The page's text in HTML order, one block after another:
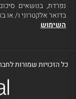
נפרדת, בנושאים
בדואר אלקטרוני ו/ או
השימוש
כל הזכויות שמורות